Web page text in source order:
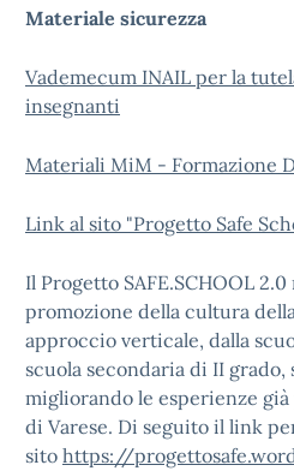
Materiale sicurezza
Vademecum INAIL per la
insegnanti
Materiali MiM - Formazione
Link al sito "Progetto Safe
Il Progetto SAFE.SCHOOL
promozione della cultura
approccio verticale, dalla
scuola secondaria di II grado,
migliorando le esperienze
di Varese. Di seguito il link
sito https://